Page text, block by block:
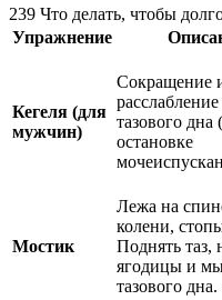
239 Что делать, чтобы
Упражнение
Кегеля (для
мужчин)
Сокращение
тазового дна
остановке
Мостик
Лежа на
колени,
Поднять таз,
ягодицы и
тазового дна.